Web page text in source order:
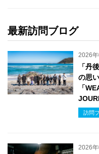
最新訪問ブログ
2026
「丹
の思
「
訪問
2026